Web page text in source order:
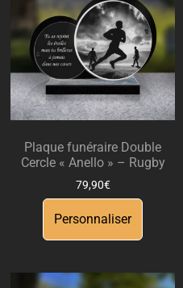
Plaque funéraire Double
Cercle « Anello » – Rugby
79,90€
Personnaliser